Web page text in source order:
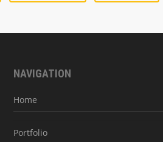
NAVIGATION
Home
Portfolio